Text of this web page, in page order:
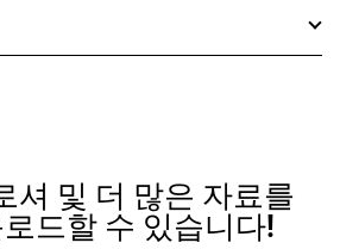
셔 및 더 많은 자료를
드할 수 있습니다!